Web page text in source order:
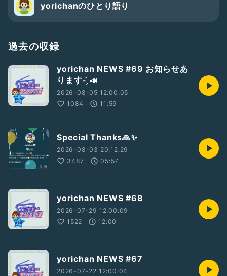
#yorichan_news
yorichanのひとり語り
過去の収録
yorichan NEWS #69 お知らせあ
ります- ̗̀📣
2026-08-05 12:00:05
1084
11:59
Special Thanks🙏✨
2026-08-03 20:12:29
3487
05:57
yorichan NEWS #68
2026-07-29 12:00:09
1522
12:00
yorichan NEWS #67
2026-07-22 12:00:04